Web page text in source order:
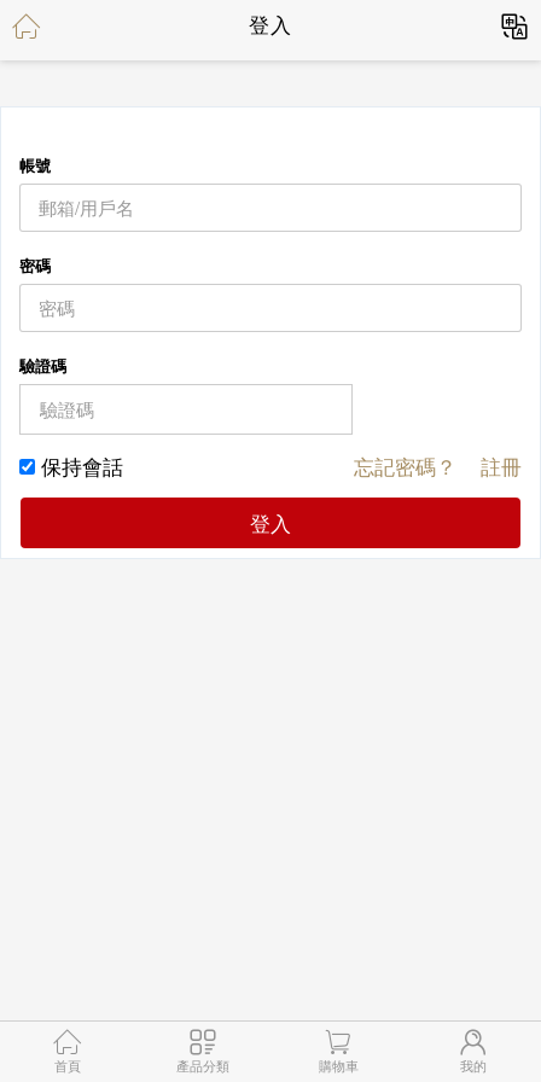
登入
帳號
密碼
驗證碼
保持會話 忘記密碼？
註冊
登入
首頁 產品分類 購物車 我的